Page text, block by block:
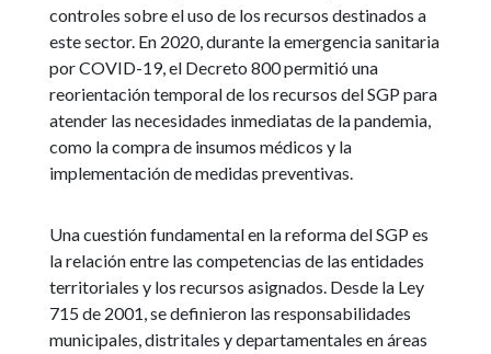
controles sobre el uso de los recursos destinados a
este sector. En 2020, durante la emergencia sanitaria
por COVID-19, el Decreto 800 permitió una
reorientación temporal de los recursos del SGP para
atender las necesidades inmediatas de la pandemia,
como la compra de insumos médicos y la
implementación de medidas preventivas.
Una cuestión fundamental en la reforma del SGP es
la relación entre las competencias de las entidades
territoriales y los recursos asignados. Desde la Ley
715 de 2001, se definieron las responsabilidades
municipales, distritales y departamentales en áreas